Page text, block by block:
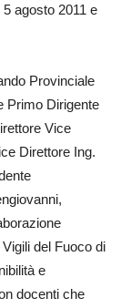
agosto 2011 e
Provinciale
Primo Dirigente
Vice
Direttore Ing.
del Fuoco di
e
docenti che